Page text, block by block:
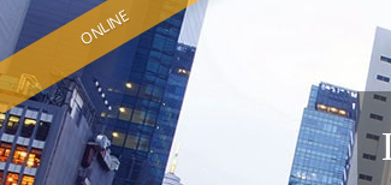
ONLINE